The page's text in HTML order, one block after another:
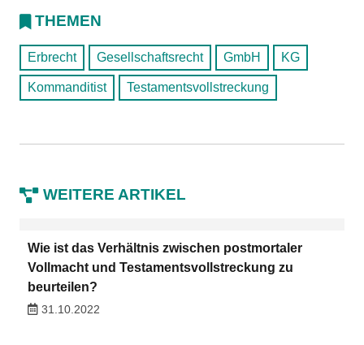
THEMEN
Erbrecht Gesellschaftsrecht GmbH KG
Kommanditist Testamentsvollstreckung
WEITERE ARTIKEL
Wie ist das Verhältnis zwischen postmortaler
Vollmacht und Testamentsvollstreckung zu
beurteilen?
31.10.2022